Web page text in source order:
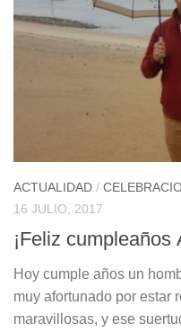
ACTUALIDAD /
16 JULIO, 2017
¡Feliz cumpleaños
Hoy cumple años un
muy afortunado por estar
maravillosas, y ese